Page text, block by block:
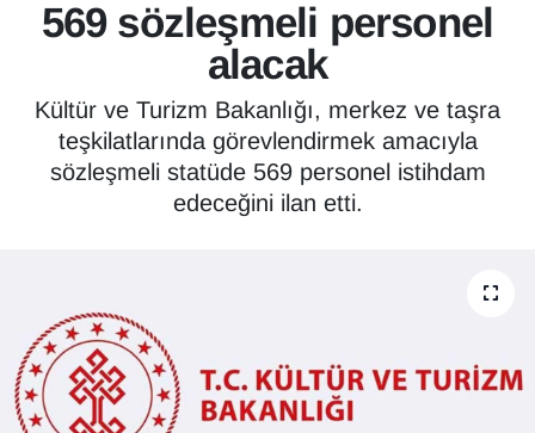
569 sözleşmeli personel
alacak
Kültür ve Turizm Bakanlığı, merkez ve taşra
teşkilatlarında görevlendirmek amacıyla
sözleşmeli statüde 569 personel istihdam
edeceğini ilan etti.
Biyografi
ÇEVRE
Diğer
DÜNYA
Van Trafik Yoğunluk Haritası
Tüm Manşetler
Son Dakika Haberleri